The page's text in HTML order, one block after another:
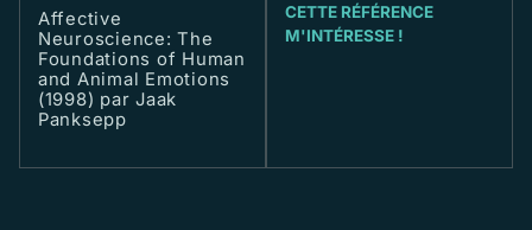
Affective
Neuroscience: The
Foundations of Human
and Animal Emotions
(1998) par Jaak
Panksepp
CETTE RÉFÉRENCE
M'INTÉRESSE !